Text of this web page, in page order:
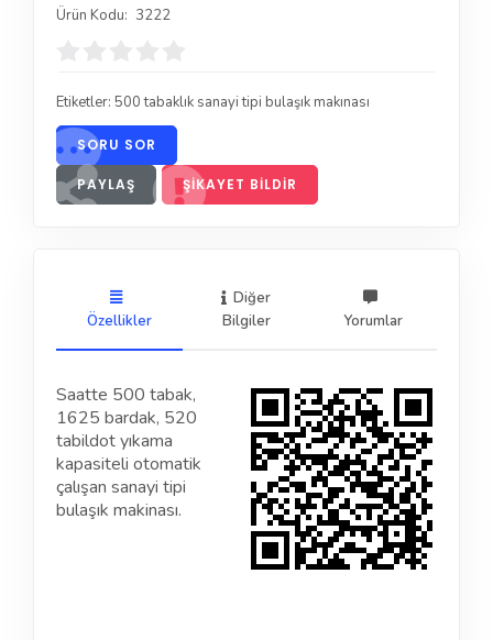
Ürün Kodu: 3222
Etiketler: 500 tabaklık sanayi tipi bulaşık makınası
SORU SOR
PAYLAŞ ŞIKAYET BILDIR
Özellikler
Diğer
Bilgiler
Yorumlar
Saatte 500 tabak,
1625 bardak, 520
tabildot yıkama
kapasiteli otomatik
çalışan sanayi tipi
bulaşık makinası.